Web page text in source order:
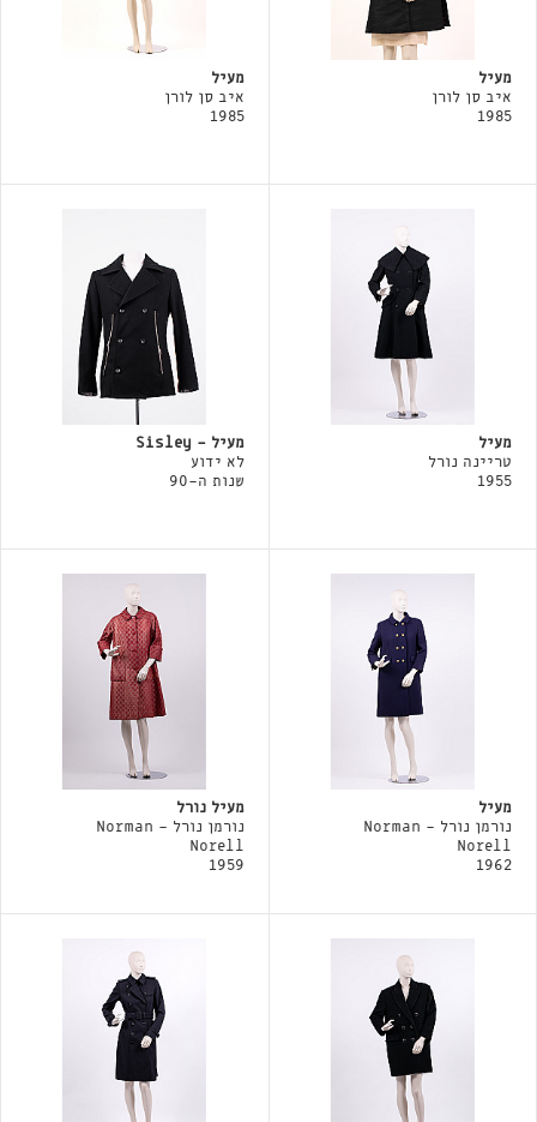
מעיל
איב סן לורן
1985
מעיל
איב סן לורן
1985
מעיל
טריינה נורל
1955
מעיל - Sisley
לא ידוע
שנות ה-90
מעיל
נורמן נורל - Norman
Norell
1962
מעיל נורל
נורמן נורל - Norman
Norell
1959